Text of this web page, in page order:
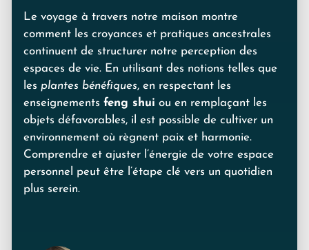
Le voyage à travers notre maison montre
comment les croyances et pratiques ancestrales
continuent de structurer notre perception des
espaces de vie. En utilisant des notions telles que
les plantes bénéfiques, en respectant les
enseignements feng shui ou en remplaçant les
objets défavorables, il est possible de cultiver un
environnement où règnent paix et harmonie.
Comprendre et ajuster l’énergie de votre espace
personnel peut être l’étape clé vers un quotidien
plus serein.